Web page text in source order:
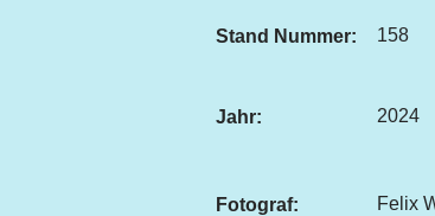
Stand Nummer: 158
Jahr: 2024
Fotograf: Felix